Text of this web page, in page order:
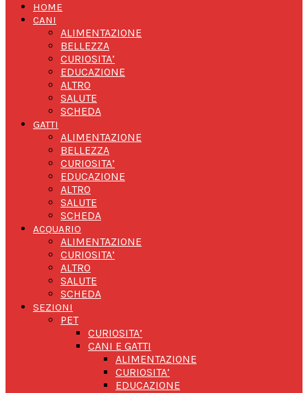
HOME
CANI
ALIMENTAZIONE
BELLEZZA
CURIOSITA’
EDUCAZIONE
ALTRO
SALUTE
SCHEDA
GATTI
ALIMENTAZIONE
BELLEZZA
CURIOSITA’
EDUCAZIONE
ALTRO
SALUTE
SCHEDA
ACQUARIO
ALIMENTAZIONE
CURIOSITA’
ALTRO
SALUTE
SCHEDA
SEZIONI
PET
CURIOSITA’
CANI E GATTI
ALIMENTAZIONE
CURIOSITA’
EDUCAZIONE